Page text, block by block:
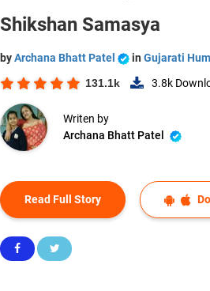
Shikshan Samasya
byArchana Bhatt Patel in Gujarati
131.1k 3.8k
Writen by
Archana Bhatt Patel
Read Full Story